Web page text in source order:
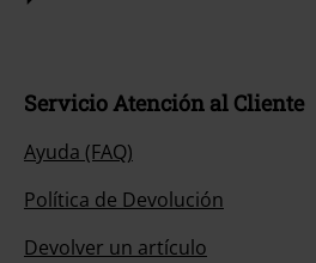
Servicio Atención al Cliente
Ayuda (FAQ)
Política de Devolución
Devolver un artículo